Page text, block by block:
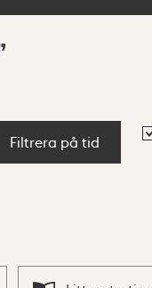
Filtrera på tid